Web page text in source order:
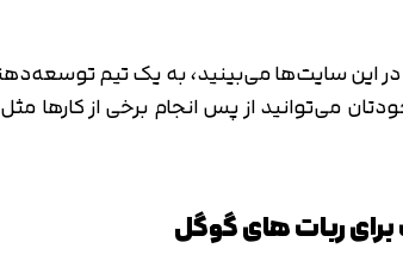
می‌توانید از پس انجام برخی از